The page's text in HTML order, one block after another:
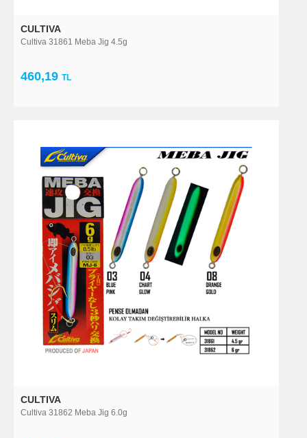
CULTIVA
Cultiva 31861 Meba Jig 4.5g
460,19 TL
CULTIVA
Cultiva 31862 Meba Jig 6.0g